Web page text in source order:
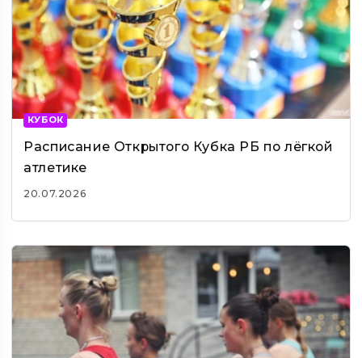
КУБОК
Расписание Открытого Кубка РБ по лёгкой
атлетике
20.07.2026